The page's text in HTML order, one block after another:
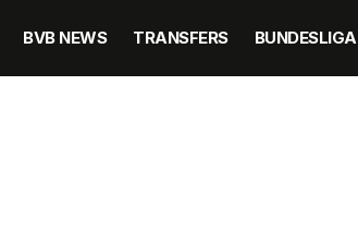
BVB NEWS TRANSFERS BUNDESLIGA